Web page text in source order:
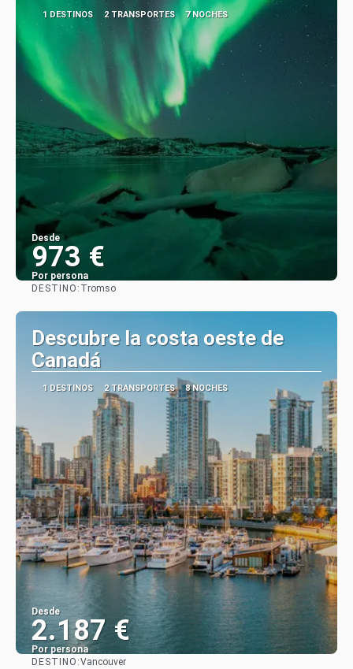
1 DESTINOS 2 TRANSPORTES 7 NOCHES
Desde
973 €
Por persona
DESTINO: Tromso
Descubre la costa oeste de
Canadá
1 DESTINOS 2 TRANSPORTES 8 NOCHES
Desde
2.187 €
Por persona
DESTINO:Vancouver